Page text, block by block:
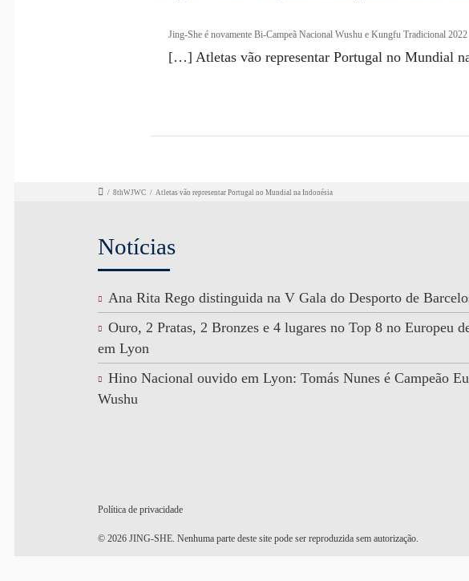
Jing-She é novamente Bi-Campeã Nacional Wushu e Kungfu Tradicional
[…] Atletas vão representar Portugal no Mundial
/ 8thWJWC / Atletas vão representar Portugal no Mundial na Indonésia
Notícias
Ana Rita Rego distinguida na V Gala do Desporto de
Ouro, 2 Pratas, 2 Bronzes e 4 lugares no Top 8 no Europeu
em Lyon
Hino Nacional ouvido em Lyon: Tomás Nunes é Campeão
Wushu
Política de privacidade
© 2026 JING-SHE. Nenhuma parte deste site pode ser reproduzida sem autorização.